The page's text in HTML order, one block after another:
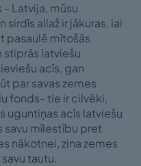
- Latvija, mūsu
sirdīs allaž ir jākuras, lai
pasaulē mītošās
stiprās latviešu
acīs, gan
par savas zemes
fonds- tie ir cilvēki,
uguntiņas acīs latviešu
savu mīlestību pret
nākotnei, zina zemes
tautu.